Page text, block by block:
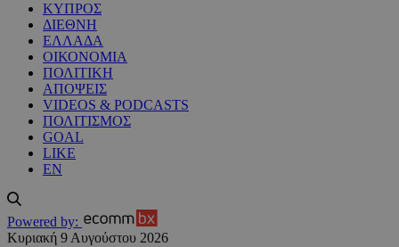
ΚΥΠΡΟΣ
ΔΙΕΘΝΗ
ΕΛΛΑΔΑ
ΟΙΚΟΝΟΜΙΑ
ΠΟΛΙΤΙΚΗ
ΑΠΟΨΕΙΣ
VIDEOS & PODCASTS
ΠΟΛΙΤΙΣΜΟΣ
GOAL
LIKE
EN
Powered by:
Κυριακή 9 Αυγούστου 2026